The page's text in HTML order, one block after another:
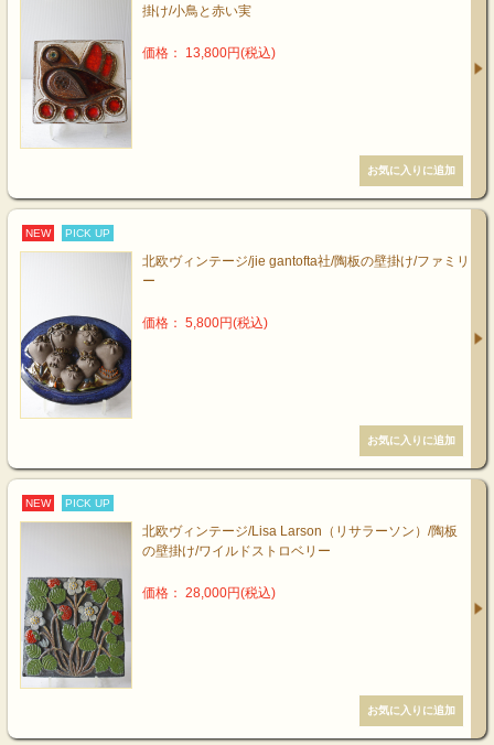
掛け/小鳥と赤い実
価格： 13,800円(税込)
NEW PICK UP
北欧ヴィンテージ/jie gantofta社/陶板の壁掛け/ファミリ
ー
価格： 5,800円(税込)
NEW PICK UP
北欧ヴィンテージ/Lisa Larson（リサラーソン）/陶板
の壁掛け/ワイルドストロベリー
価格： 28,000円(税込)